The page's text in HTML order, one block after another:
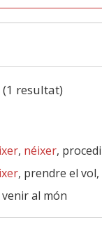
(1 resultat)
, néixer,
, prendre el
venir al món